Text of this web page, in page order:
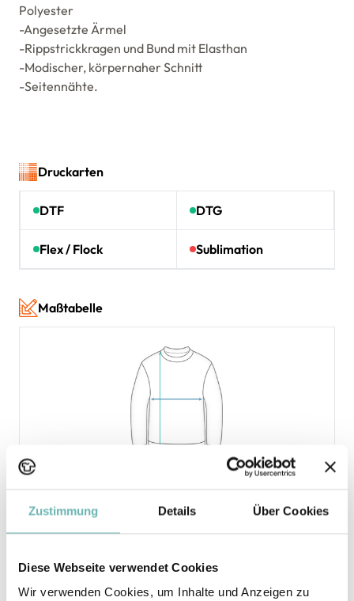
Zustimmung Details Über Cookies
Diese Webseite verwendet Cookies
Wir verwenden Cookies, um Inhalte und Anzeigen zu
Polyester
-Angesetzte Ärmel
-Rippstrickkragen und Bund mit Elasthan
-Modischer, körpernaher Schnitt
-Seitennähte.
Druckarten
DTF DTG
Flex / Flock Sublimation
Maßtabelle
gemäß den Angaben des Herstellers
angegeben. Eine Abweichung bis zu ±2 cm ist üblich und gilt als
Größe
M 56 67